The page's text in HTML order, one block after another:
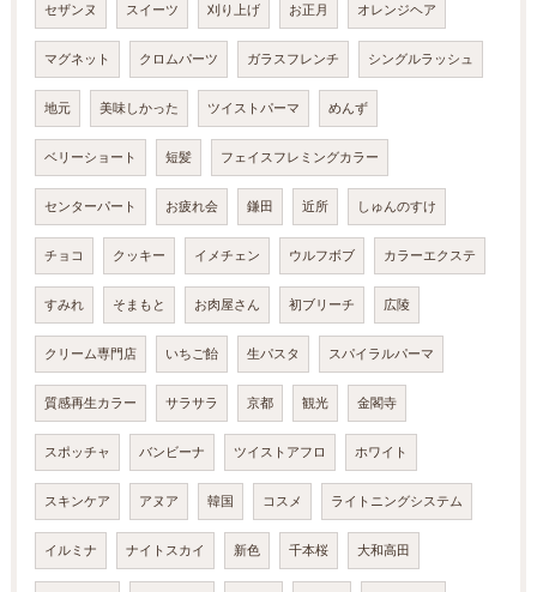
セザンヌ スイーツ 刈り上げ お正月 オレンジヘア
マグネット クロムパーツ ガラスフレンチ シングルラッシュ
地元 美味しかった ツイストパーマ めんず
ベリーショート 短髪 フェイスフレミングカラー
センターパート お疲れ会 鎌田 近所 しゅんのすけ
チョコ クッキー イメチェン ウルフボブ カラーエクステ
すみれ そまもと お肉屋さん 初ブリーチ 広陵
クリーム専門店 いちご飴 生パスタ スパイラルパーマ
質感再生カラー サラサラ 京都 観光 金閣寺
スポッチャ バンビーナ ツイストアフロ ホワイト
スキンケア アヌア 韓国 コスメ ライトニングシステム
イルミナ ナイトスカイ 新色 千本桜 大和高田